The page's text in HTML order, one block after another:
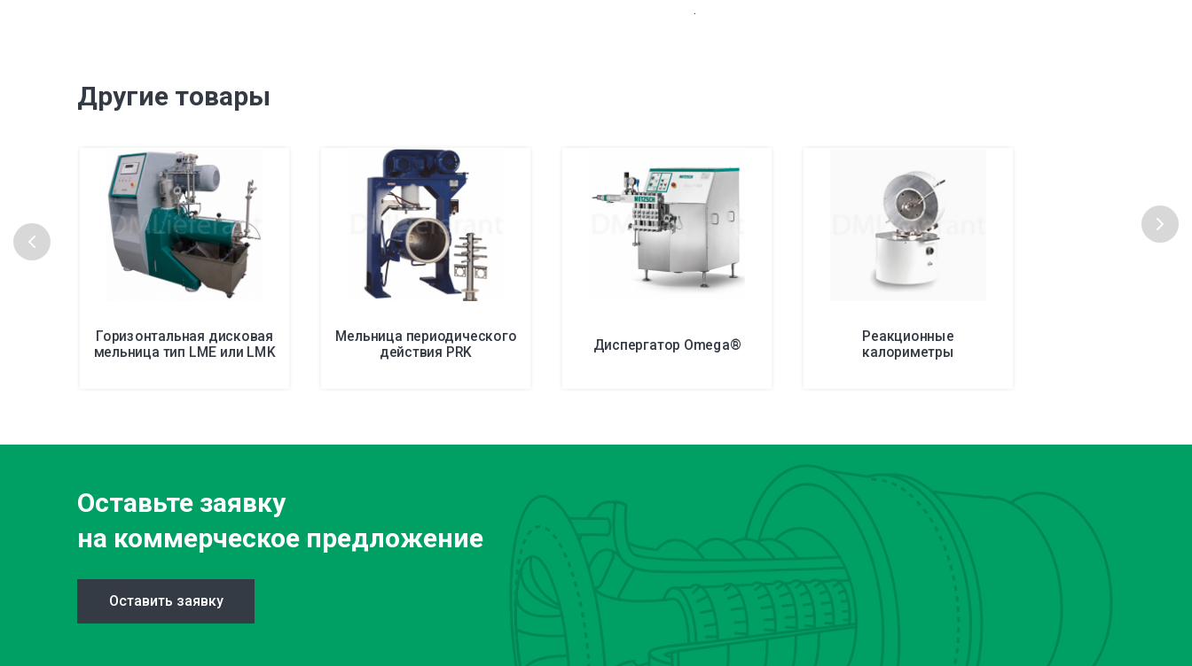
.
Другие товары
Горизонтальная дисковая
мельница тип LME или LMK
Мельница периодического
действия PRK Диспергатор Omega® Реакционные
калориметры
Оставьте заявку
на коммерческое предложение
Оставить заявку